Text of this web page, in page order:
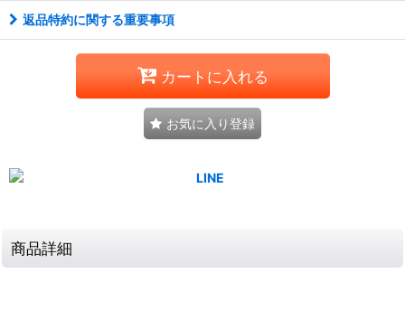
返品特約に関する重要事項
カートに入れる
お気に入り登録
商品詳細